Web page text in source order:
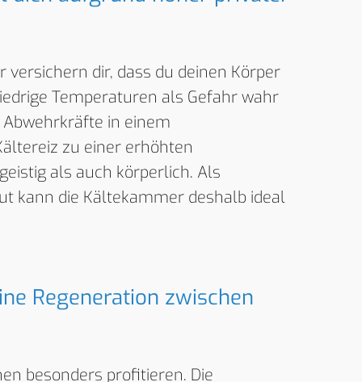
dir, dass du deinen Körper
Temperaturen als Gefahr wahr
Abwehrkräfte in einem
zu einer erhöhten
als auch körperlich. Als
kann die Kältekammer deshalb ideal
Regeneration zwischen
besonders profitieren. Die